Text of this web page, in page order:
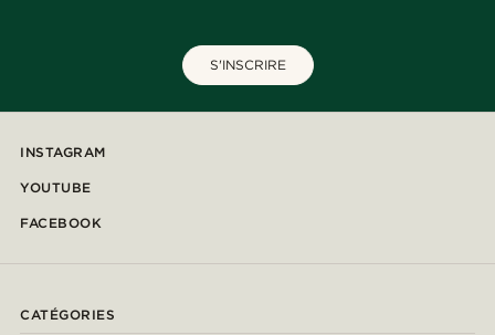
S'INSCRIRE
INSTAGRAM
YOUTUBE
FACEBOOK
CATÉGORIES